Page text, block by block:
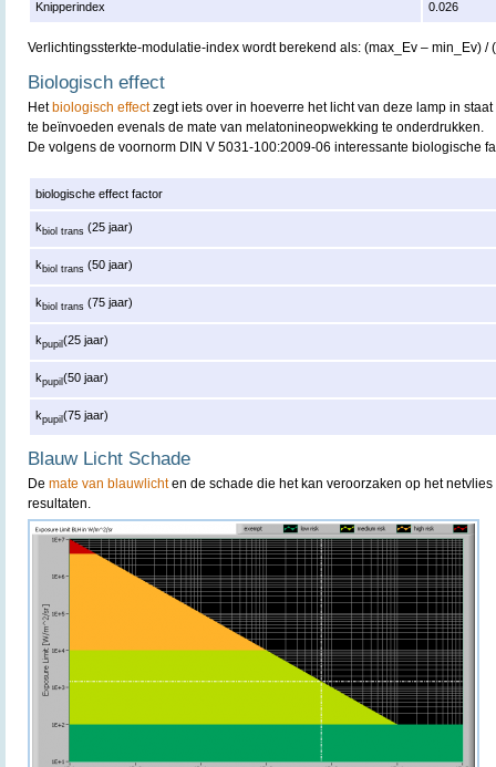
Knipperindex 0.026
Verlichtingssterkte-modulatie-index wordt berekend als: (max_Ev – min_Ev) /
Biologisch effect
Het biologisch effectzegt iets over in hoeverre het licht van deze lamp in
te beïnvoeden evenals de mate van melatonineopwekking te onderdrukken.
De volgens de voornorm DIN V 5031-100:2009-06 interessante biologische
biologische effect factor
kbiol trans (25 jaar)
kbiol trans (50 jaar)
kbiol trans (75 jaar)
kpupil(25 jaar)
kpupil(50 jaar)
kpupil(75 jaar)
Blauw Licht Schade
De mate van blauwlichten de schade die het kan veroorzaken op het
resultaten.